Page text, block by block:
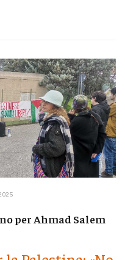
per Ahmad Salem